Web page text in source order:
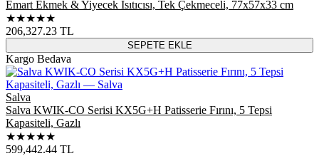
Emart Ekmek & Yiyecek Isıtıcısı, Tek Çekmeceli, 77x57x33 cm
★★★★★
206,327.23 TL
SEPETE EKLE
Kargo Bedava
Salva
Salva KWIK-CO Serisi KX5G+H Patisserie Fırını, 5 Tepsi
Kapasiteli, Gazlı
★★★★★
599,442.44 TL